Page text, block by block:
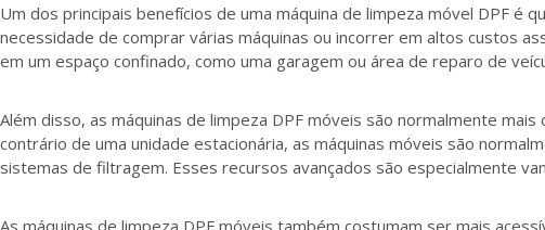
Um dos principais benefícios de uma máquina de limpeza móvel DPF
necessidade de comprar várias máquinas ou incorrer em altos custos
em um espaço confinado, como uma garagem ou área de reparo de
Além disso, as máquinas de limpeza DPF móveis são normalmente
contrário de uma unidade estacionária, as máquinas móveis são
sistemas de filtragem. Esses recursos avançados são especialmente
As máquinas de limpeza DPF móveis também costumam ser mais